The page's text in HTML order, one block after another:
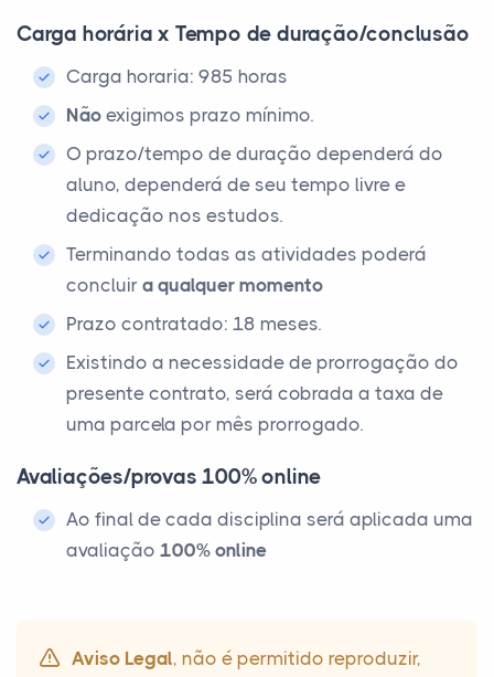
Carga horária x Tempo de duração/conclusão
Carga horaria: 985 horas
Não exigimos prazo mínimo.
O prazo/tempo de duração dependerá do
aluno, dependerá de seu tempo livre e
dedicação nos estudos.
Terminando todas as atividades poderá
concluir a qualquer momento
Prazo contratado: 18 meses.
Existindo a necessidade de prorrogação do
presente contrato, será cobrada a taxa de
uma parcela por mês prorrogado.
Avaliações/provas 100% online
Ao final de cada disciplina será aplicada uma
avaliação 100% online
Aviso Legal, não é permitido reproduzir,